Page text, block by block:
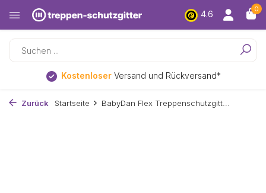
4.6
0
KostenloserVersand und Rückversand*
Zurück Startseite BabyDan Flex Treppenschutzgitt...